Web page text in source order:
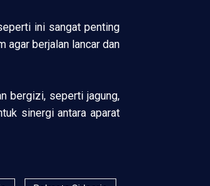
ini sangat penting
agar berjalan lancar dan
bergizi, seperti jagung,
sinergi antara aparat